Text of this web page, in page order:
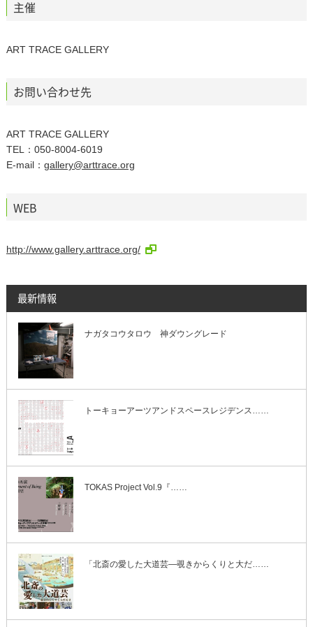
主催
ART TRACE GALLERY
お問い合わせ先
ART TRACE GALLERY
TEL：050-8004-6019
E-mail： gallery@arttrace.org
WEB
http://www.gallery.arttrace.org/
最新情報
ナガタコウタロウ 神ダウングレード
トーキョーアーツアンドスペースレジデンス……
TOKAS Project Vol.9『……
「北斎の愛した大道芸―覗きからくりと大だ……